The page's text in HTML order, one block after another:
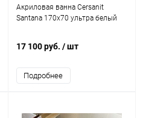
Акриловая ванна Cersanit
Santana 170x70 ультра белый
17 100 руб. / шт
Подробнее